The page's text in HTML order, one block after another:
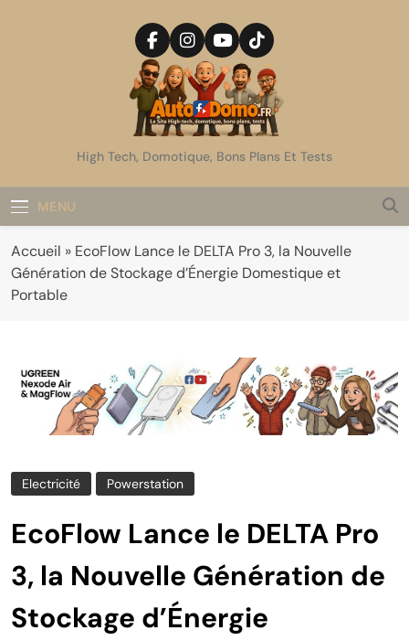
AutoDomo
High Tech, Domotique, Bons Plans Et Tests
MENU
Accueil » EcoFlow Lance le DELTA Pro 3, la Nouvelle
Génération de Stockage d’Énergie Domestique et
Portable
Electricité Powerstation
EcoFlow Lance le DELTA Pro
3, la Nouvelle Génération de
Stockage d’Énergie